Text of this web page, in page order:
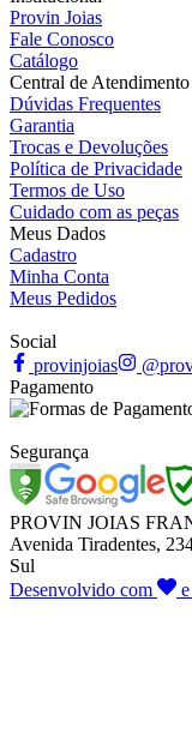
Provin Joias
Fale Conosco
Catálogo
Central de Atendimento
Dúvidas Frequentes
Garantia
Trocas e Devoluções
Política de Privacidade
Termos de Uso
Cuidado com as peças
Meus Dados
Cadastro
Minha Conta
Meus Pedidos
Social
provinjoias
Pagamento
Segurança
PROVIN JOIAS
Avenida Tiradentes,
Sul
Desenvolvido com
e